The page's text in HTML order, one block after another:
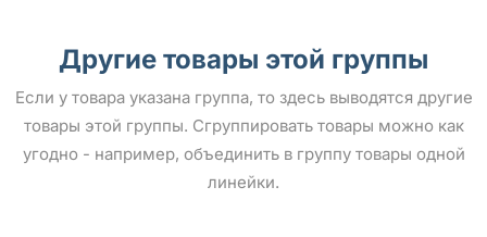
Другие товары этой группы
Если у товара указана группа, то здесь выводятся другие
товары этой группы. Сгруппировать товары можно как
угодно - например, объединить в группу товары одной
линейки.